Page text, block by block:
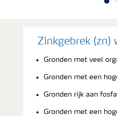
Zinkgebrek (zn)
Gronden met veel
Gronden met een
Gronden rijk aan
Gronden met een